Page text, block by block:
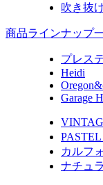
吹き抜
商品ラインナップ
プレス
Heidi
Garage
カルフ
ナチュ